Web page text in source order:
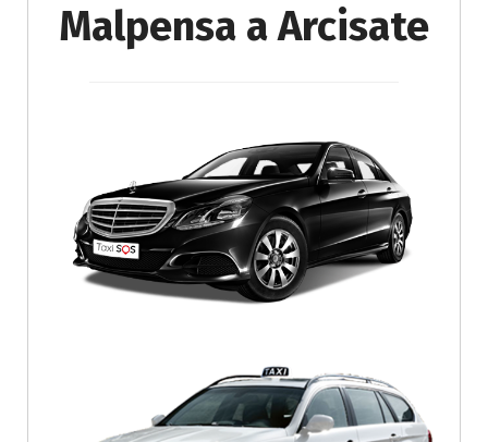
Malpensa a Arcisate